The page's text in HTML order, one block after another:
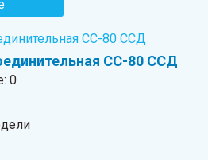
СС-80 ССД
0